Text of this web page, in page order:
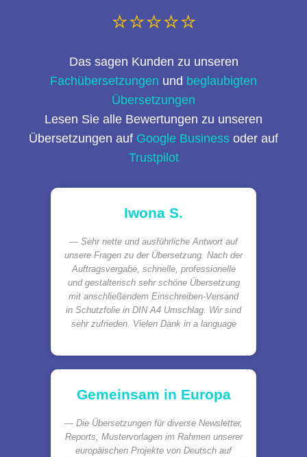
⭐⭐⭐⭐⭐
Das sagen Kunden zu unseren
Fachübersetzungen und beglaubigten
Übersetzungen
Lesen Sie alle Bewertungen zu unseren
Übersetzungen auf Google Business oder auf
Trustpilot
Iwona S.
Sehr nette und ausführliche Antwort auf
unsere Fragen zu der Übersetzung. Nach der
Auftragsvergabe, schnelle, professionelle
und gestalterisch sehr schöne Übersetzung
mit anschließendem Einschreiben-Versand
in Schutzfolie in DIN A4 Umschlag. Wir sind
sehr zufrieden. Vielen Dank in a language
Gemeinsam in Europa
Die Übersetzungen für diverse Newsletter,
Reports, Mustervorlagen im Rahmen unserer
europäischen Projekte von Deutsch auf